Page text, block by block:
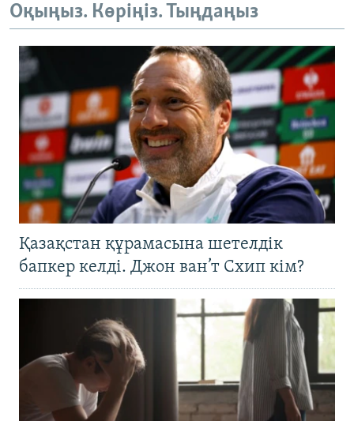
Оқыңыз. Көріңіз. Тыңдаңыз
Қазақстан құрамасына шетелдік
бапкер келді. Джон ван’т Схип кім?